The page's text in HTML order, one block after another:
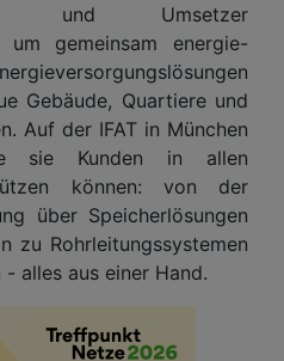
und Umsetzer
um gemeinsam energie-
Gebäude, Quartiere und
Auf der IFAT in München
sie Kunden in allen
können: von der
über Speicherlösungen
zu Rohrleitungssystemen
alles aus einer Hand.